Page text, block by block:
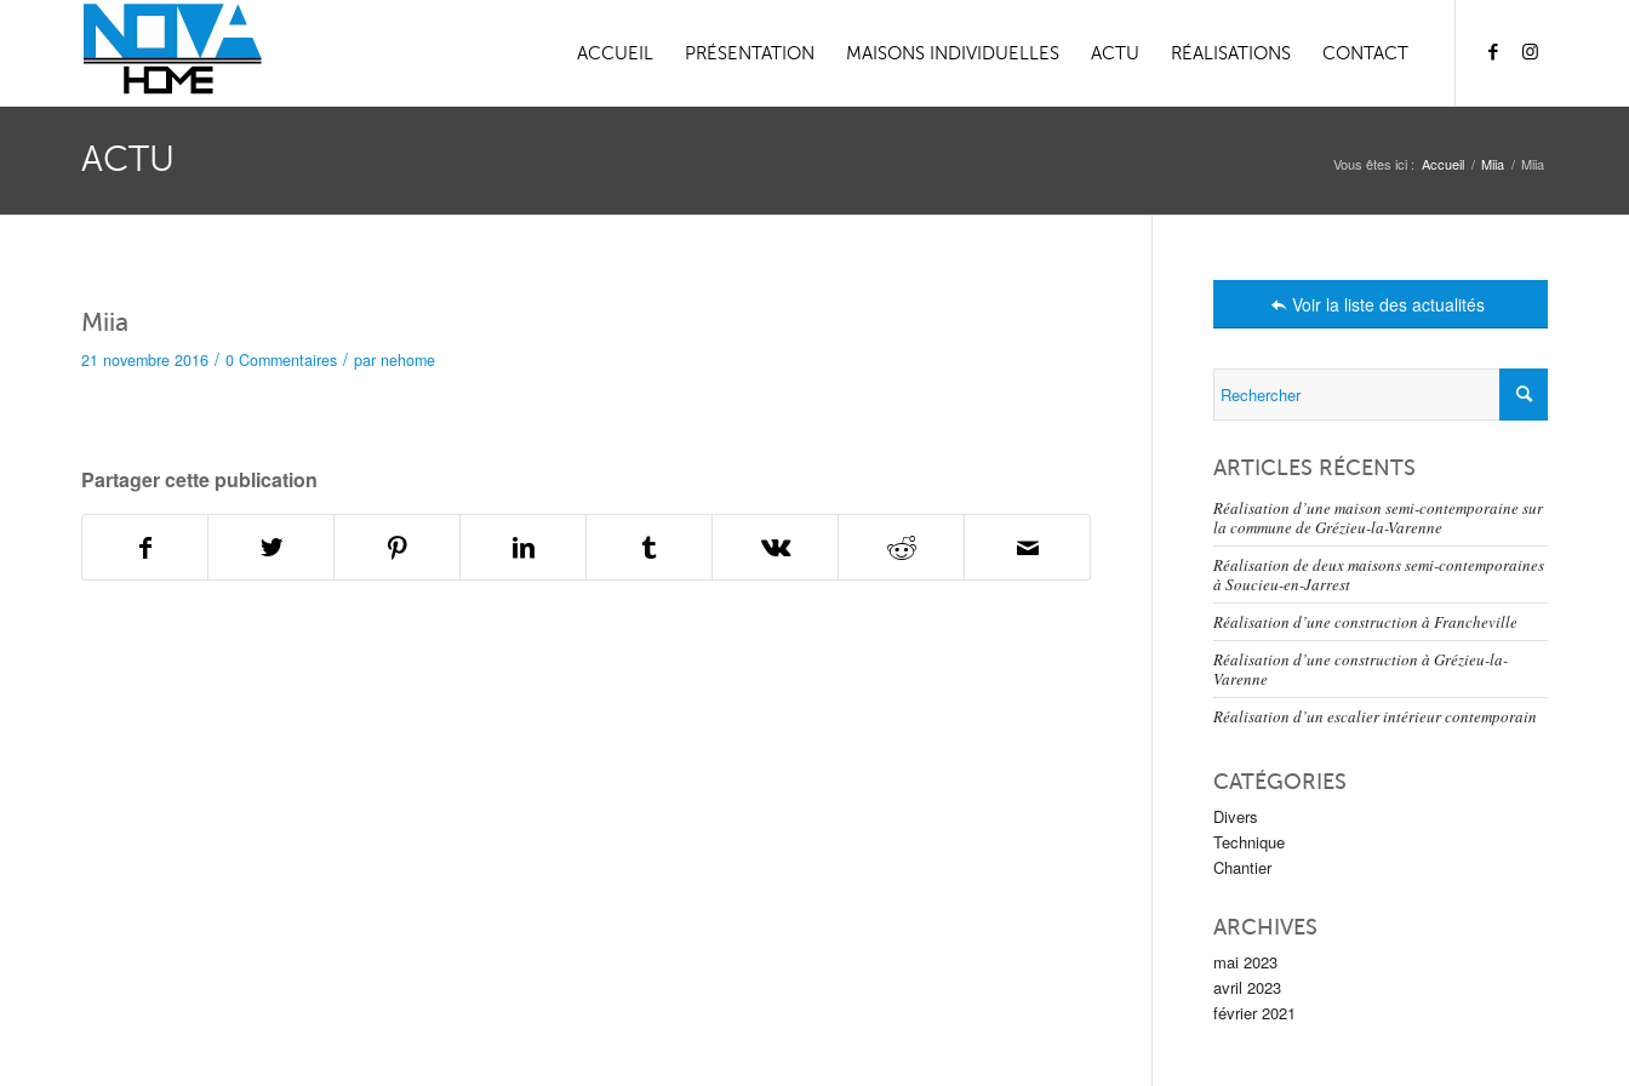
ACCUEIL PRÉSENTATION MAISONS INDIVIDUELLES ACTU RÉALISATIONS CONTACT
ACTU Vous êtes ici : Accueil / Miia / Miia
Miia
21 novembre 2016 / 0 Commentaires / par nehome
Partager cette publication
Voir la liste des actualités
ARTICLES RÉCENTS
Réalisation d’une maison semi-contemporaine sur
la commune de Grézieu-la-Varenne
Réalisation de deux maisons semi-contemporaines
à Soucieu-en-Jarrest
Réalisation d’une construction à Francheville
Réalisation d’une construction à Grézieu-la-
Varenne
Réalisation d’un escalier intérieur contemporain
CATÉGORIES
Divers
Technique
Chantier
ARCHIVES
mai 2023
avril 2023
février 2021